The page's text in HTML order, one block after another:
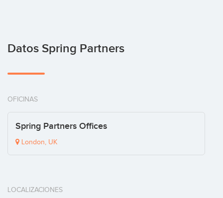
Datos Spring Partners
OFICINAS
Spring Partners Offices
London, UK
LOCALIZACIONES